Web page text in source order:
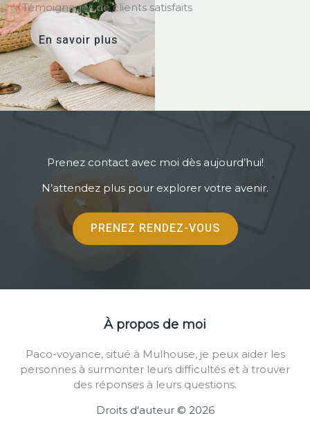
Témoignages de clients satisfaits
En savoir plus
Prenez contact avec moi dès aujourd’hui!
N’attendez plus pour explorer votre avenir.
PRENEZ RENDEZ-VOUS
À propos de moi
Paco-voyance, situé à Mulhouse, je peux aider les
personnes à surmonter leurs difficultés et à trouver
des réponses à leurs questions.
Droits d'auteur © 2026